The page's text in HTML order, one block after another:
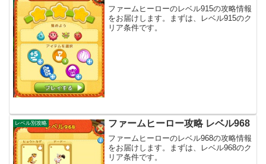
ファームヒーローのレベル915の攻略情報
をお届けします。まずは、レベル915のク
リア条件です。
レベル別攻略 ファームヒーロー攻略 レベル968
ファームヒーローのレベル968の攻略情報
をお届けします。まずは、レベル968のク
リア条件です。